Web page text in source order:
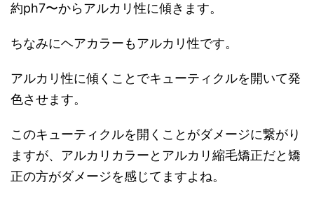
約ph7〜からアルカリ性に傾きます。
ちなみにヘアカラーもアルカリ性です。
アルカリ性に傾くことでキューティクルを開いて発
色させます。
このキューティクルを開くことがダメージに繋がり
ますが、アルカリカラーとアルカリ縮毛矯正だと矯
正の方がダメージを感じてますよね。